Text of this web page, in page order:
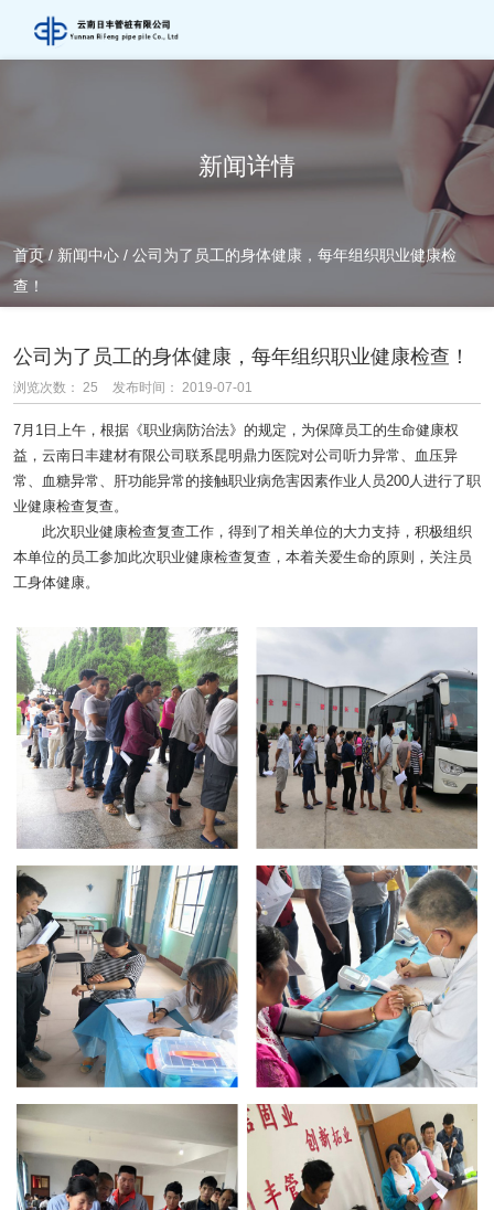
新闻详情
首页/ 新闻中心 / 公司为了员工的身体健康，每年组织职业健康检
查！
公司为了员工的身体健康，每年组织职业健康检查！
浏览次数： 25 发布时间： 2019-07-01
7月1日上午，根据《职业病防治法》的规定，为保障员工的生命健康权
益，云南日丰建材有限公司联系昆明鼎力医院对公司听力异常、血压异
常、血糖异常、肝功能异常的接触职业病危害因素作业人员200人进行了职
业健康检查复查。
此次职业健康检查复查工作，得到了相关单位的大力支持，积极组织
本单位的员工参加此次职业健康检查复查，本着关爱生命的原则，关注员
工身体健康。